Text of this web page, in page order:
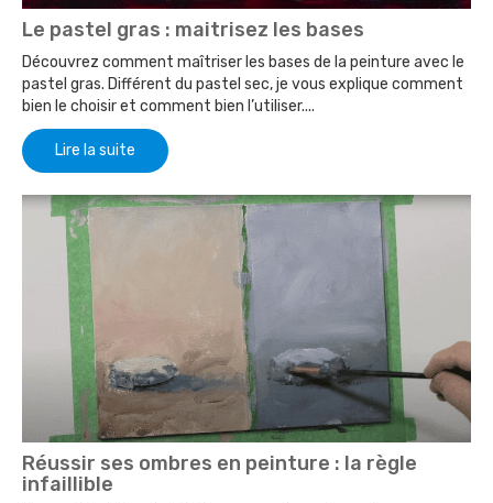
Le pastel gras : maitrisez les bases
Découvrez comment maîtriser les bases de la peinture avec le
pastel gras. Différent du pastel sec, je vous explique comment
bien le choisir et comment bien l’utiliser....
Lire la suite
Réussir ses ombres en peinture : la règle
infaillible